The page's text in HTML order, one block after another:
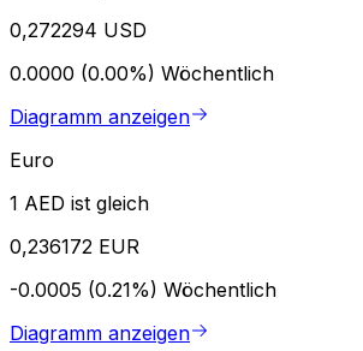
0,272294 USD
0.0000 (0.00%) Wöchentlich
Diagramm anzeigen
Euro
1 AED ist gleich
0,236172 EUR
-0.0005 (0.21%) Wöchentlich
Diagramm anzeigen